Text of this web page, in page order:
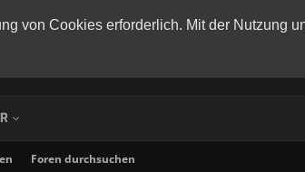
von Cookies erforderlich. Mit der Nutzung
Foren durchsuchen